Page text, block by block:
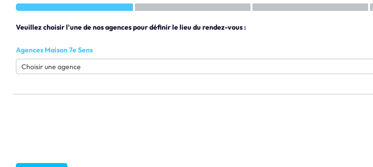
Veuillez choisir l'une de nos agences pour définir le lieu du rendez-vous :
Agences Maison 7e Sens